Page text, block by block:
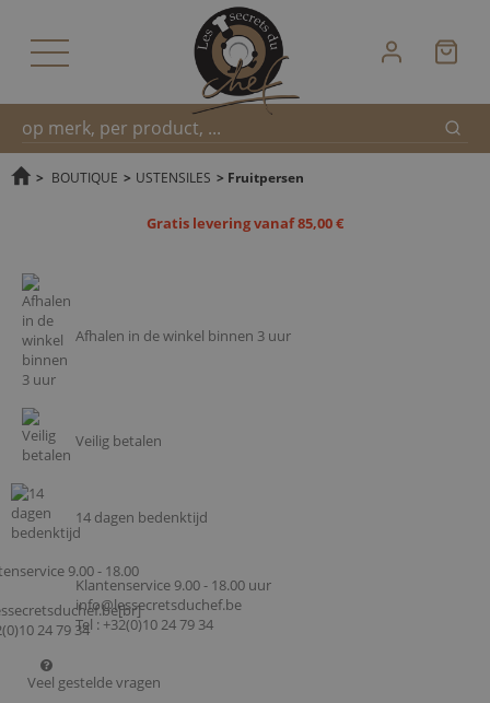
Snel
> BOUTIQUE > USTENSILES > Fruitpersen
Gratis levering vanaf 85,00 €
Afhalen in de winkel binnen 3 uur
Veilig betalen
14 dagen bedenktijd
Klantenservice 9.00 - 18.00 uur
info@lessecretsduchef.be
Tel : +32(0)10 24 79 34
Veel gestelde vragen